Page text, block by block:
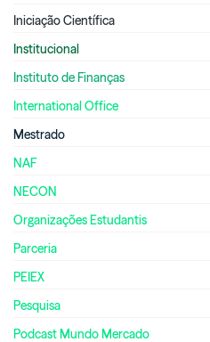
Iniciação Científica
Institucional
Instituto de Finanças
International Office
Mestrado
NAF
NECON
Organizações Estudantis
Parceria
PEIEX
Pesquisa
Podcast Mundo Mercado